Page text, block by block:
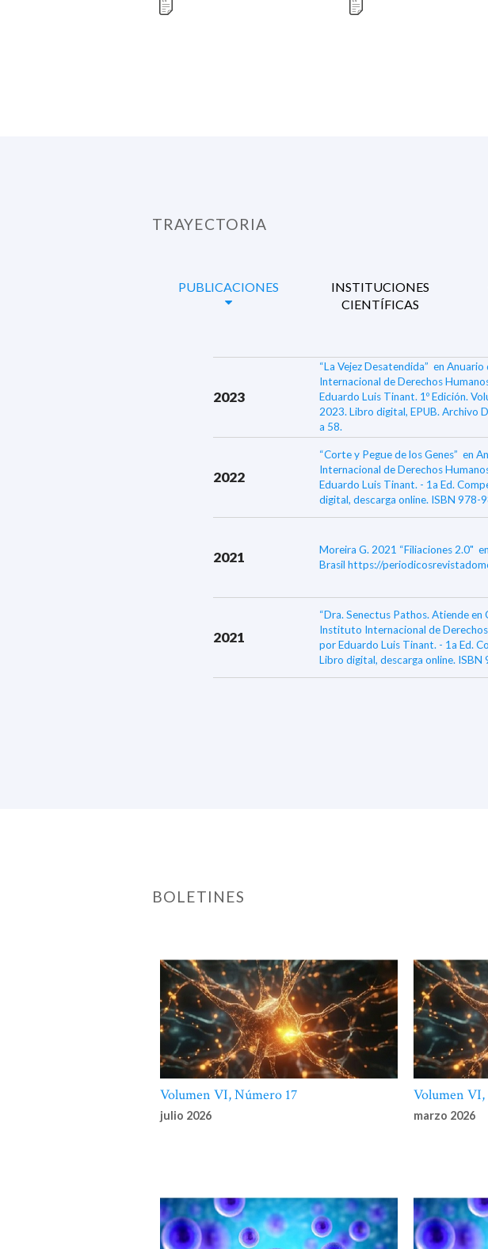
TRAYECTORIA
PUBLICACIONES
INSTITUCIONES
CIENTÍFICAS
2023
“La Vejez Desatendida” en
Internacional de Derechos
Eduardo Luis Tinant. 1º Edición.
2023. Libro digital, EPUB. Archivo
a 58.
2022
“Corte y Pegue de los Genes” en
Internacional de Derechos
Eduardo Luis Tinant. - 1a Ed.
digital, descarga online. ISBN
2021 Moreira G. 2021 “Filiaciones 2.0"
Brasil https://
2021
“Dra. Senectus Pathos. Atiende en
Instituto Internacional de
por Eduardo Luis Tinant. - 1a Ed.
Libro digital, descarga online.
2019
Capítulo para las Américas.
Ciudad Autónoma de Buenos
descarga y online ISBN 978-987-
2018 “Declaración sobre proyecto de
“Las personas mayores como
Humanos del Instituto
2017
págs. 48-69
BOLETINES
Volumen VI, Número 17
julio 2026
Volumen
marzo 2026